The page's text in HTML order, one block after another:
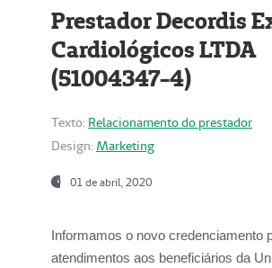
Prestador Decordis
Cardiológicos LTDA
(51004347-4)
Texto: Relacionamento do prestador
Design: Marketing
01 de abril, 2020
Informamos o novo credenciamento
atendimentos aos beneficiários da